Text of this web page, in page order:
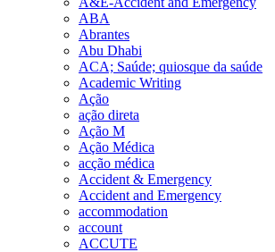
ABA
Abrantes
Abu Dhabi
ACA; Saúde; quiosque da saúde
Academic Writing
Ação
ação direta
Ação M
Ação Médica
acção médica
Accident & Emergency
Accident and Emergency
accommodation
account
ACCUTE